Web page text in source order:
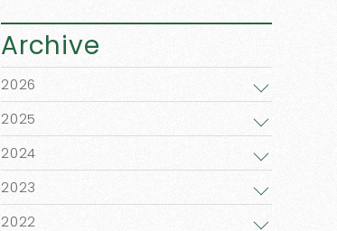
Archive
2026
2025
2024
2023
2022